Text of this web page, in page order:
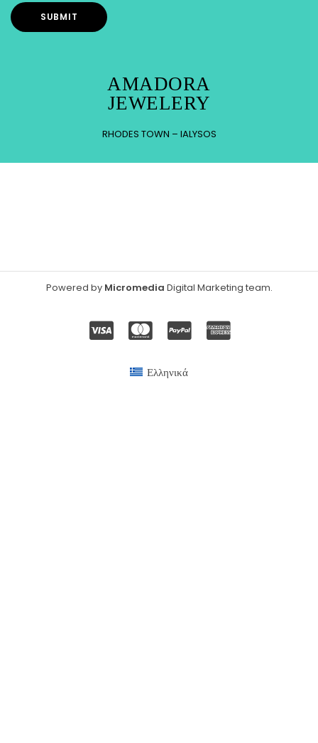
AMADORA
JEWELERY
RHODES TOWN – IALYSOS
Powered by Micromedia Digital Marketing team.
Ελληνικά